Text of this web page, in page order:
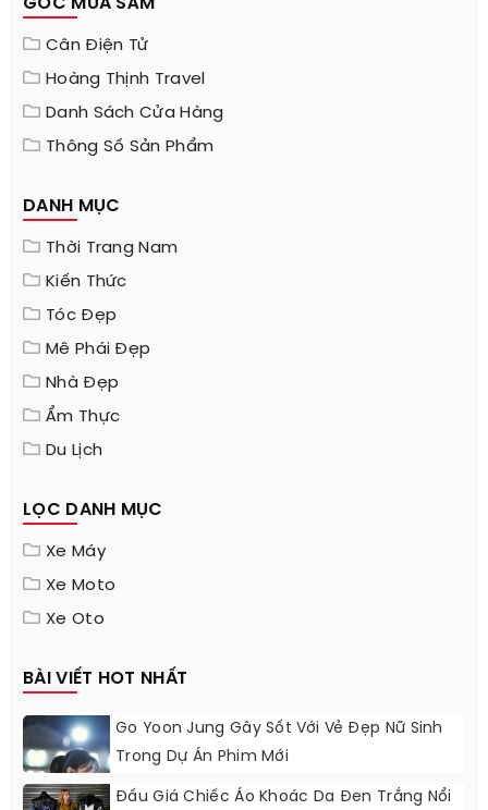
GÓC MUA SẮM
Cân Điện Tử
Hoàng Thịnh Travel
Danh Sách Cửa Hàng
Thông Số Sản Phẩm
DANH MỤC
Thời Trang Nam
Kiến Thức
Tóc Đẹp
Mê Phái Đẹp
Nhà Đẹp
Ẩm Thực
Du Lịch
LỌC DANH MỤC
Xe Máy
Xe Moto
Xe Oto
BÀI VIẾT HOT NHẤT
Go Yoon Jung Gây Sốt Với Vẻ Đẹp Nữ Sinh
Trong Dự Án Phim Mới
Đấu Giá Chiếc Áo Khoác Da Đen Trắng Nổi